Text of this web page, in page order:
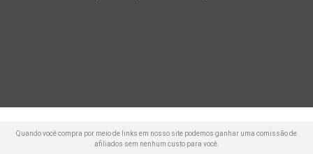
Quando você compra por meio de links em nosso site podemos ganhar uma comissão de
afiliados sem nenhum custo para você.